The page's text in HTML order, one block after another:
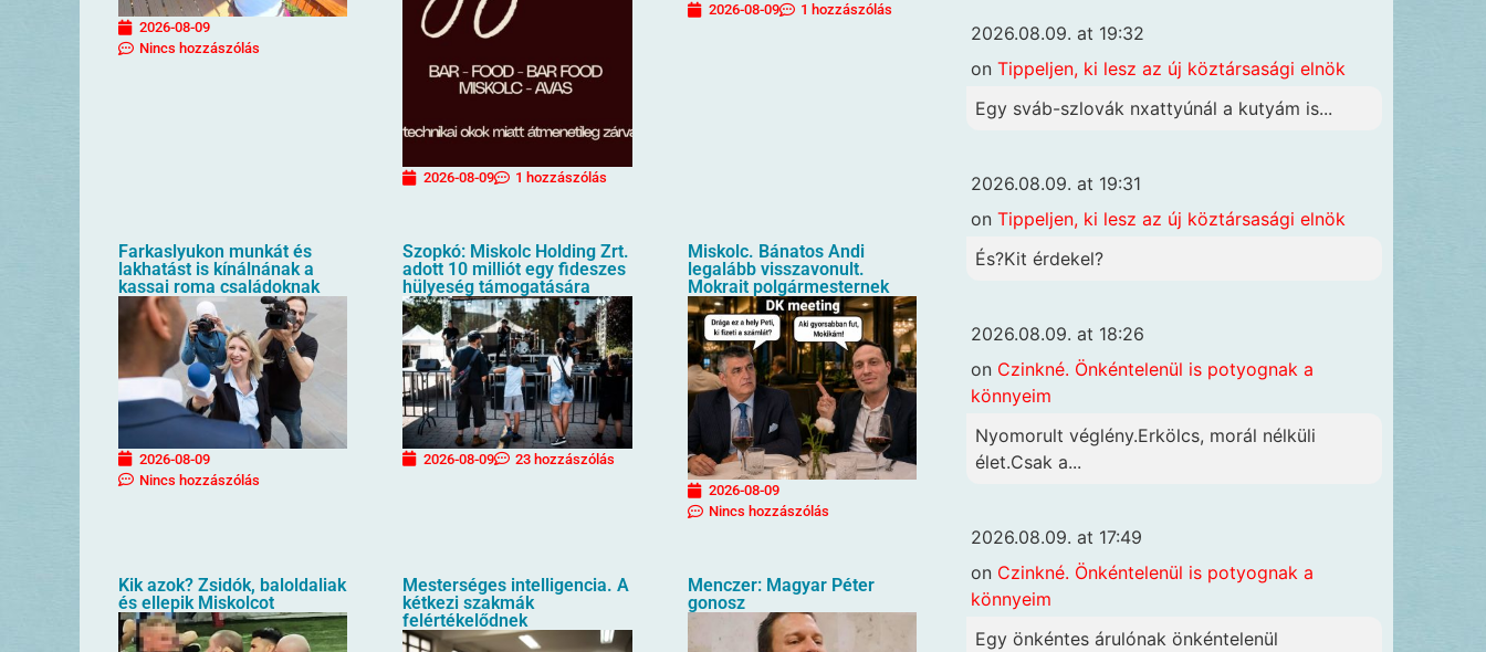
2026-08-09
Nincs hozzászólás
2026-08-09 1 hozzászólás
2026-08-09 1 hozzászólás
Farkaslyukon munkát és
lakhatást is kínálnának a
kassai roma családoknak
2026-08-09
Nincs hozzászólás
Szopkó: Miskolc Holding Zrt.
adott 10 milliót egy fideszes
hülyeség támogatására
2026-08-09 23 hozzászólás
Miskolc. Bánatos Andi
legalább visszavonult.
Mokrait polgármesternek
2026-08-09
Nincs hozzászólás
Kik azok? Zsidók, baloldaliak
és ellepik Miskolcot
Mesterséges intelligencia. A
kétkezi szakmák
felértékelődnek
Menczer: Magyar Péter
gonosz
2026.08.09. at 19:32
on Tippeljen, ki lesz az új köztársasági elnök
Egy sváb-szlovák nxattyúnál a kutyám is...
2026.08.09. at 19:31
on Tippeljen, ki lesz az új köztársasági elnök
És?Kit érdekel?
2026.08.09. at 18:26
on Czinkné. Önkéntelenül is potyognak a
könnyeim
Nyomorult véglény.Erkölcs, morál nélküli
élet.Csak a...
2026.08.09. at 17:49
on Czinkné. Önkéntelenül is potyognak a
könnyeim
Egy önkéntes árulónak önkéntelenül